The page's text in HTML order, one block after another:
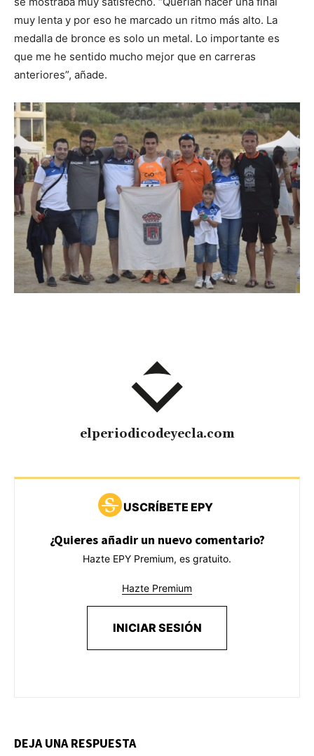
muy lenta y por eso he marcado un ritmo más alto. La
medalla de bronce es solo un metal. Lo importante es
que me he sentido mucho mejor que en carreras
anteriores”, añade.
elperiodicodeyecla.com
USCRÍBETE EPY
¿Quieres añadir un nuevo comentario?
Hazte EPY Premium, es gratuito.
Hazte Premium
INICIAR SESIÓN
DEJA UNA RESPUESTA